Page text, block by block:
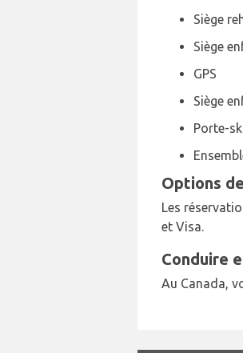
Siège
Siège
GPS
Siège
Porte-
Options
Les
et Visa.
Conduire
Au Canada,